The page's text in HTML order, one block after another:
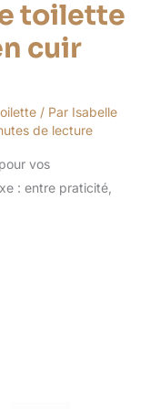
toilette
cuir
/ Par Isabelle
de lecture
vos
: entre praticité,